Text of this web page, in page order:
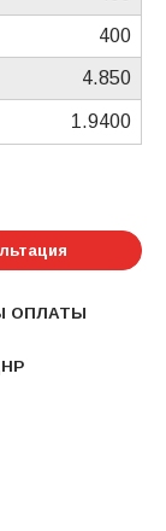
400
4.850
1.9400
ОПЛАТЫ